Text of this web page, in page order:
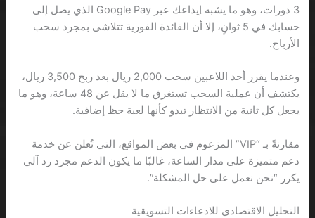
3 دورات، وهو ما يشبه إيداعك عبر Google Pay الذي يصل إلى
حسابك في 5 ثوانٍ، إلا أن الفائدة الفورية تتلاشى بمجرد سحب
الأرباح.
وعندما يقرر أحد اللاعبين سحب 2,000 ريال بعد ربح 3,500 ريال،
يكتشف أن عملية السحب تستغرق ما لا يقل عن 48 ساعة، وهو ما
يجعل كل ثانية من الانتظار تبدو كأنها لعبة حظ إضافية.
مقارنةً بـ “VIP” المزعوم في بعض المواقع، التي تُعلن عن خدمة
دعم متميزة على مدار الساعة، غالبًا ما يكون الدعم مجرد رد آلي
يكرر “نحن نعمل على حل المشكلة”.
التحليل الاقتصادي للادعاءات التسويقية